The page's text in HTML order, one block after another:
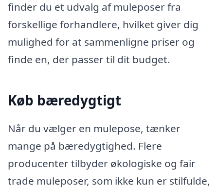
finder du et udvalg af muleposer fra
forskellige forhandlere, hvilket giver dig
mulighed for at sammenligne priser og
finde en, der passer til dit budget.
Køb bæredygtigt
Når du vælger en mulepose, tænker
mange på bæredygtighed. Flere
producenter tilbyder økologiske og fair
trade muleposer, som ikke kun er stilfulde,